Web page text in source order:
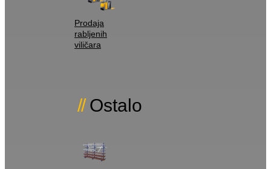
Prodaja
rabljenih
viličara
Ostalo